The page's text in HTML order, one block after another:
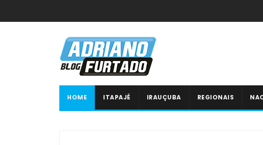
HOME ITAPAJÉ IRAUÇUBA REGIONAIS